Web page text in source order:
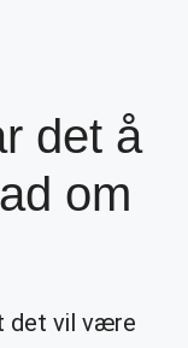
det å
om
det vil være